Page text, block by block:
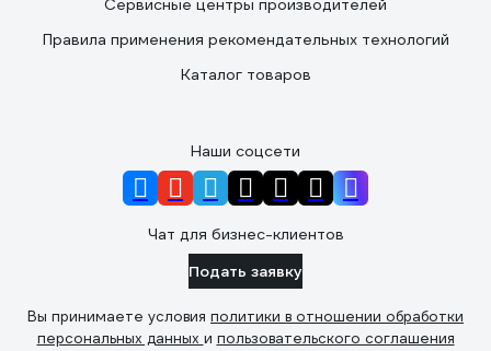
Сервисные центры производителей
Правила применения рекомендательных технологий
Каталог товаров
Наши соцсети
Чат для бизнес-клиентов
Подать заявку
Вы принимаете условия политики в отношении обработки
персональных данных и пользовательского соглашения